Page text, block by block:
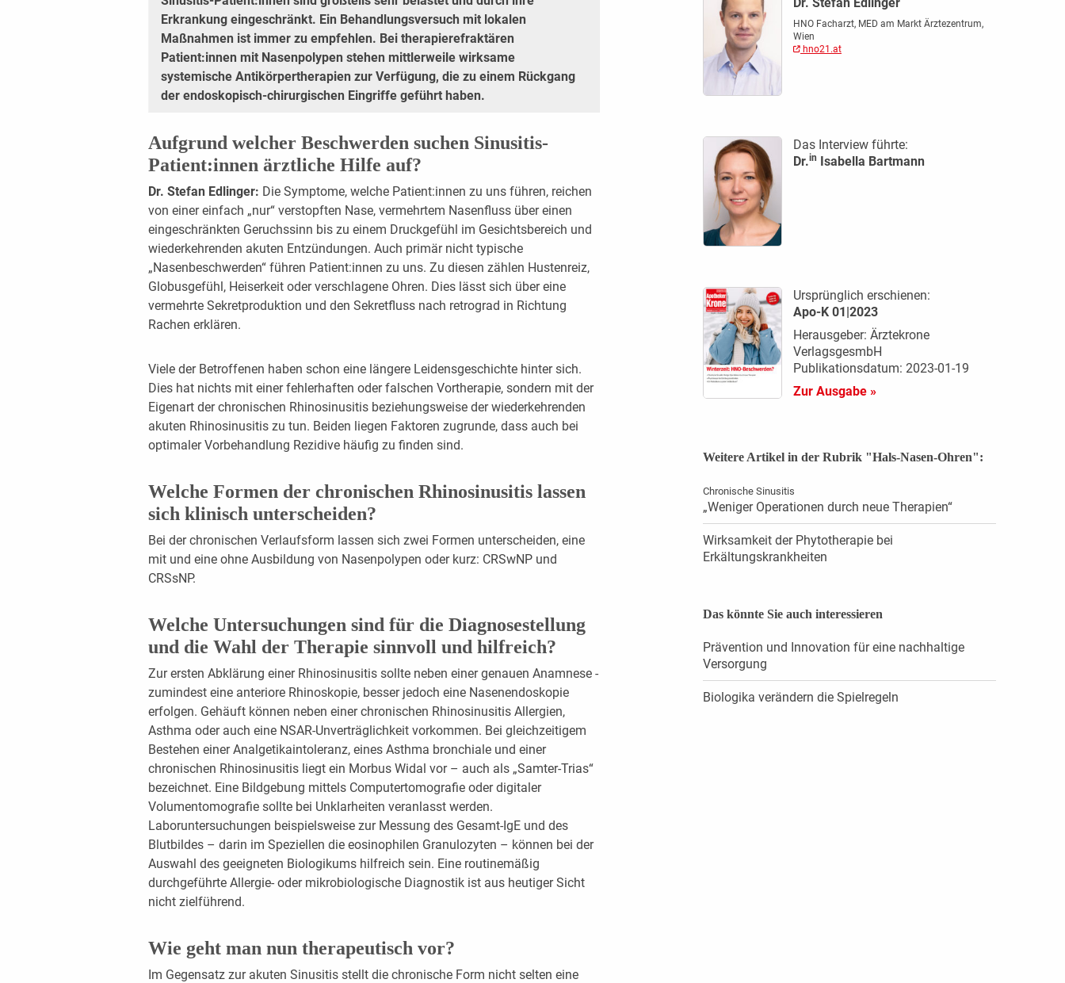
Erkrankung eingeschränkt. Ein Behandlungsversuch mit lokalen
Maßnahmen ist immer zu empfehlen. Bei therapierefraktären
Patient:innen mit Nasenpolypen stehen mittlerweile wirksame
systemische Antikörpertherapien zur Verfügung, die zu einem Rückgang
der endoskopisch-chirurgischen Eingriffe geführt haben.
Aufgrund welcher Beschwerden suchen Sinusitis-
Patient:innen ärztliche Hilfe auf?
Dr. Stefan Edlinger: Die Symptome, welche Patient:innen zu uns führen, reichen
von einer einfach „nur“ verstopften Nase, vermehrtem Nasenfluss über einen
eingeschränkten Geruchssinn bis zu einem Druckgefühl im Gesichtsbereich und
wiederkehrenden akuten Entzündungen. Auch primär nicht typische
„Nasenbeschwerden“ führen Patient:innen zu uns. Zu diesen zählen Hustenreiz,
Globus­gefühl, Heiserkeit oder verschlagene ­Ohren. Dies lässt sich über eine
vermehrte Sekretproduktion und den Sekretfluss nach retrograd in Richtung
Rachen er­klären.
Viele der Betroffenen haben schon eine längere Leidensgeschichte hinter sich.
Dies hat nichts mit einer fehlerhaften oder falschen Vortherapie, sondern mit der
Eigenart der chronischen Rhinosinusitis beziehungsweise der wiederkehrenden
akuten Rhinosinusitis zu tun. Beiden liegen Faktoren zugrunde, dass auch bei
optimaler Vorbehandlung Rezidive häufig zu finden sind.
Welche Formen der chronischen Rhinosinusitis lassen
sich klinisch unterscheiden?
Bei der chronischen Verlaufsform lassen sich zwei Formen unterscheiden, eine
mit und eine ohne Ausbildung von Nasenpolypen oder kurz: CRSwNP und
CRSsNP.
Welche Untersuchungen sind für die Diagnosestellung
und die Wahl der Therapie sinnvoll und hilfreich?
Zur ersten Abklärung einer Rhinosinusitis sollte neben einer genauen Anamnese ­
zumindest eine anteriore Rhinoskopie, besser jedoch eine Nasenendoskopie
erfolgen. Gehäuft können neben einer chronischen Rhinosinusitis Allergien,
Asthma oder auch eine NSAR-Unverträglichkeit vorkommen. Bei gleichzeitigem
Bestehen ­einer Analgetikaintoleranz, eines Asthma bronchiale und einer
chronischen Rhinosinusitis liegt ein Morbus Widal vor – auch als „Samter-Trias“
bezeichnet. Eine Bild­gebung mittels Computer­tomografie oder digitaler
Volumentomografie sollte bei ­Unklarheiten veranlasst werden.
Laboruntersuchungen beispielsweise zur Messung des Gesamt-IgE und des
Blutbildes – darin im Speziellen die eosinophilen Granulo­zyten – können bei der
Auswahl des geeigneten Biologikums hilfreich sein. Eine ­routinemäßig
durchgeführte Allergie- oder ­mikrobiologische Diagnostik ist aus ­heutiger Sicht
nicht zielführend.
Wie geht man nun therapeutisch vor?
Im Gegensatz zur akuten Sinusitis stellt die chronische Form nicht selten eine
HNO Facharzt, MED am Markt Ärztezentrum,
Wien
hno21.at
Das Interview führte:
Dr.in Isabella Bartmann
Ursprünglich erschienen:
Apo-K 01|2023
Herausgeber: Ärztekrone
VerlagsgesmbH
Publikationsdatum: 2023-01-19
Zur Ausgabe »
Weitere Artikel in der Rubrik "Hals-Nasen-Ohren":
Chronische Sinusitis
„Weniger Operationen durch neue Therapien“
Wirksamkeit der Phytotherapie bei
Erkältungskrankheiten
Das könnte Sie auch interessieren
Prävention und Innovation für eine nachhaltige
Versorgung
Biologika verändern die Spielregeln